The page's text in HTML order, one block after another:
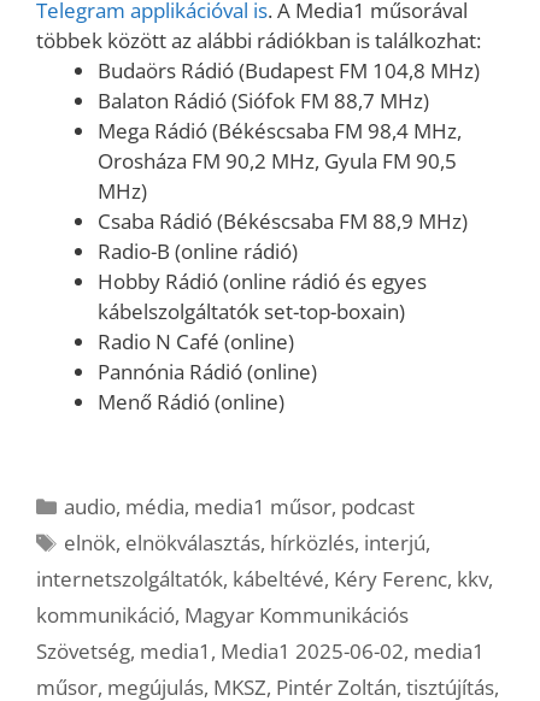
Telegram applikációval is. A Media1 műsorával
többek között az alábbi rádiókban is találkozhat:
Budaörs Rádió (Budapest FM 104,8 MHz)
Balaton Rádió (Siófok FM 88,7 MHz)
Mega Rádió (Békéscsaba FM 98,4 MHz,
Orosháza FM 90,2 MHz, Gyula FM 90,5
MHz)
Csaba Rádió (Békéscsaba FM 88,9 MHz)
Radio-B (online rádió)
Hobby Rádió (online rádió és egyes
kábelszolgáltatók set-top-boxain)
Radio N Café (online)
Pannónia Rádió (online)
Menő Rádió (online)
Kategória
audio, média, media1 műsor, podcast
Címkék
elnök, elnökválasztás, hírközlés, interjú,
internetszolgáltatók, kábeltévé, Kéry Ferenc, kkv,
kommunikáció, Magyar Kommunikációs
Szövetség, media1 , Media1 2025-06-02, media1
műsor, megújulás, MKSZ, Pintér Zoltán, tisztújítás,